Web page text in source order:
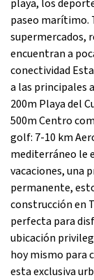
playa, los
paseo marítimo.
supermercados,
encuentran a
conectividad
a las principales
200m Playa del
500m Centro
golf: 7-10 km
mediterráneo le
vacaciones, una
permanente,
construcción en
perfecta para
ubicación
hoy mismo para
esta exclusiva